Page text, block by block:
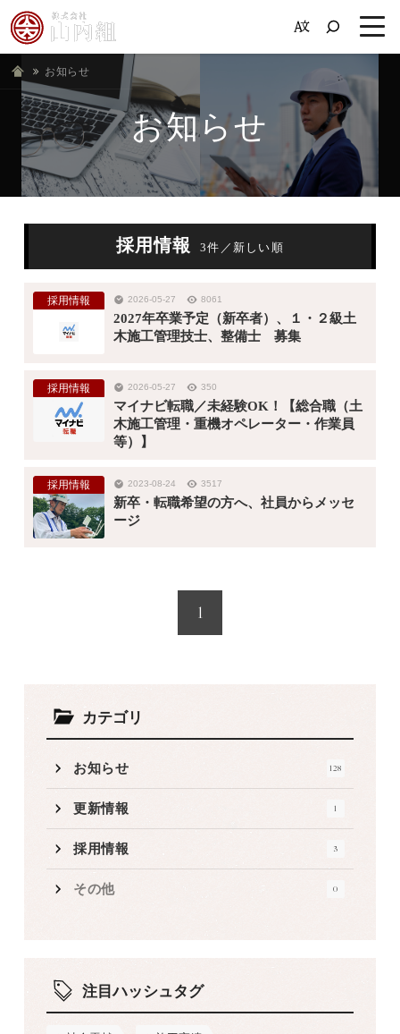
ホーム
お知らせ
お知らせ
採用情報 3件／新しい順
採用情報 2026-05-27 8061
2027年卒業予定（新卒者）、１・２級土
木施工管理技士、整備士 募集
採用情報 2026-05-27 350
マイナビ転職／未経験OK！【総合職（土
木施工管理・重機オペレーター・作業員
等）】
採用情報 2023-08-24 3517
新卒・転職希望の方へ、社員からメッセ
ージ
1
カテゴリ
お知らせ 128
更新情報 1
採用情報 3
その他 0
注目ハッシュタグ